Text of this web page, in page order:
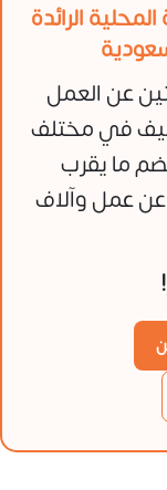
الرائدة
عن العمل
في مختلف
ما يقرب
عمل وآلاف